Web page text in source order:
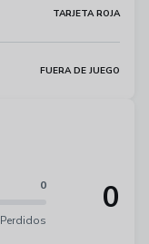
TARJETA ROJA
FUERA DE JUEGO
0
Perdidos
0